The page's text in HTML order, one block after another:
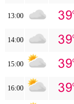
13:00
14:00
15:00
16:00